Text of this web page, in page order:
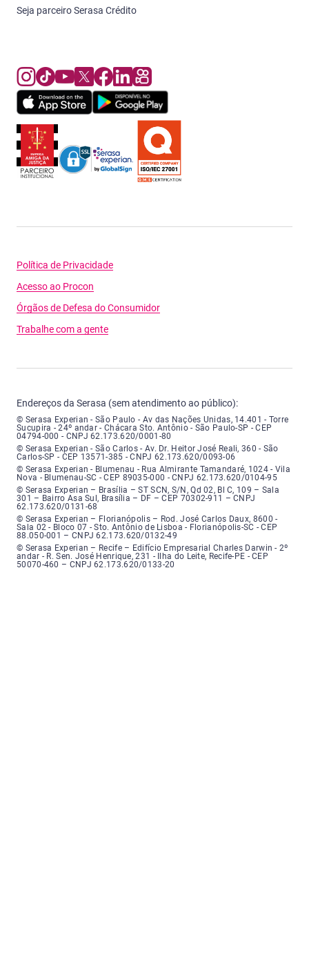
Seja parceiro Serasa Crédito
Política de Privacidade
Acesso ao Procon
Órgãos de Defesa do Consumidor
Trabalhe com a gente
Endereços da Serasa (sem atendimento ao público):
Serasa Experian - São Paulo - Endereço: Avenida das Nações Unidas,
© Serasa Experian - São Paulo - Av das Nações Unidas, 14.401 - Torre
Sucupira - 24º andar - Chácara Sto. Antônio - São Paulo-SP - CEP
04794-000 - CNPJ 62.173.620/0001-80
Serasa Experian - São Carlos - Endereço: Avenida Doutor Heitor José
© Serasa Experian - São Carlos - Av. Dr. Heitor José Reali, 360 - São
Carlos-SP - CEP 13571-385 - CNPJ 62.173.620/0093-06
Serasa Experian - Blumenau - Endereço: Rua Almirante Tamandaré,
© Serasa Experian - Blumenau - Rua Almirante Tamandaré, 1024 - Vila
Nova - Blumenau-SC - CEP 89035-000 - CNPJ 62.173.620/0104-95
Serasa Experian - Brasília, Endereço: Setor Comercial Norte, sem
© Serasa Experian – Brasília – ST SCN, S/N, Qd 02, Bl C, 109 – Sala
301 – Bairro Asa Sul, Brasília – DF – CEP 70302-911 – CNPJ
62.173.620/0131-68
Serasa Experian - Florianópolis, Endereço: Rodovia José Carlos, número
© Serasa Experian – Florianópolis – Rod. José Carlos Daux, 8600 -
Sala 02 - Bloco 07 - Sto. Antônio de Lisboa - Florianópolis-SC - CEP
88.050-001 – CNPJ 62.173.620/0132-49
Serasa Experian - Recife, Endereço: Edifício Empresarial Charles Darwin,
© Serasa Experian – Recife – Edifício Empresarial Charles Darwin - 2º
andar - R. Sen. José Henrique, 231 - Ilha do Leite, Recife-PE - CEP
50070-460 – CNPJ 62.173.620/0133-20